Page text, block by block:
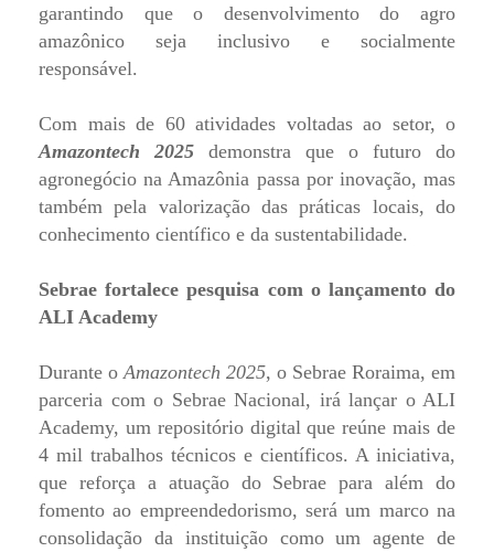
garantindo que o desenvolvimento do agro
amazônico seja inclusivo e socialmente
responsável.
Com mais de 60 atividades voltadas ao setor, o
Amazontech 2025 demonstra que o futuro do
agronegócio na Amazônia passa por inovação, mas
também pela valorização das práticas locais, do
conhecimento científico e da sustentabilidade.
Sebrae fortalece pesquisa com o lançamento do
ALI Academy
Durante o Amazontech 2025, o Sebrae Roraima, em
parceria com o Sebrae Nacional, irá lançar o ALI
Academy, um repositório digital que reúne mais de
4 mil trabalhos técnicos e científicos. A iniciativa,
que reforça a atuação do Sebrae para além do
fomento ao empreendedorismo, será um marco na
consolidação da instituição como um agente de